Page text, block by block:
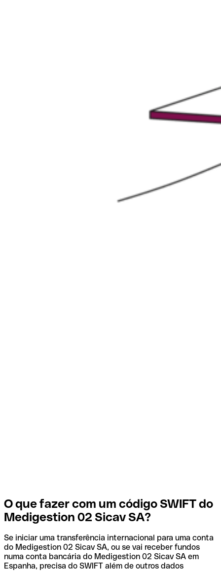
O que fazer com um código SWIFT do
Medigestion 02 Sicav SA?
Se iniciar uma transferência internacional para uma conta
do Medigestion 02 Sicav SA, ou se vai receber fundos
numa conta bancária do Medigestion 02 Sicav SA em
Espanha, precisa do SWIFT além de outros dados